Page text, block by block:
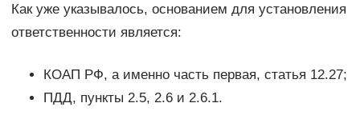
Как уже указывалось, основанием для установления
ответственности является:
КОАП РФ, а именно часть первая, статья 12.27;
ПДД, пункты 2.5, 2.6 и 2.6.1.